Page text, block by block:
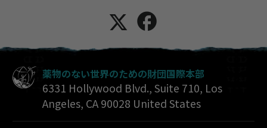
薬物のない世界のための財団国際本部
6331 Hollywood Blvd., Suite 710, Los
Angeles, CA 90028 United States